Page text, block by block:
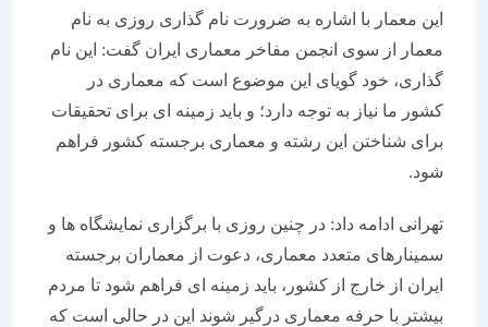
این معمار با اشاره به ضرورت نام گذاری روزی به نام
معمار از سوی انجمن مفاخر معماری ایران گفت: این نام
گذاری، خود گویای این موضوع است که معماری در
کشور ما نیاز به توجه دارد؛ و باید زمینه ای برای تحقیقات
برای شناختن این رشته و معماری برجسته کشور فراهم
تهرانی ادامه داد: در چنین روزی با برگزاری نمایشگاه ها و
سمینارهای متعدد معماری، دعوت از معماران برجسته
ایران از خارج از کشور، باید زمینه ای فراهم شود تا مردم
بیشتر با حرفه معماری درگیر شوند این در حالی است که